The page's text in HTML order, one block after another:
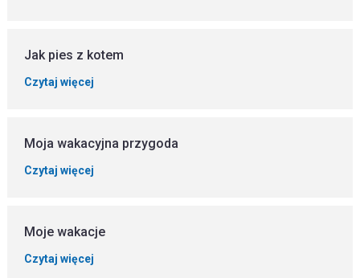
Jak pies z kotem
Czytaj więcej
Moja wakacyjna przygoda
Czytaj więcej
Moje wakacje
Czytaj więcej